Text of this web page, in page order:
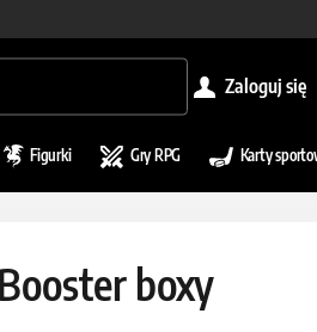
zaloguj się
Figurki Gry RPG Karty
boxy